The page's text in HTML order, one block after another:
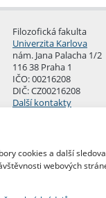
cookies a další
webových
Filozofická fakulta
Univerzita Karlova
nám. Jana Palacha 1/2
116 38 Praha 1
IČO: 00216208
DIČ: CZ00216208
Další kontakty